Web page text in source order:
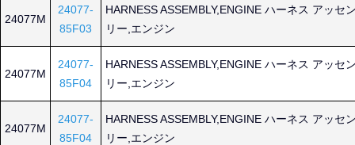
24077M
24077-
85F03
HARNESS ASSEMBLY,ENGINE ハーネス アッセ
リー,エンジン
24077M
24077-
85F04
HARNESS ASSEMBLY,ENGINE ハーネス アッセ
リー,エンジン
24077M
24077-
85F04
HARNESS ASSEMBLY,ENGINE ハーネス アッセ
リー,エンジン